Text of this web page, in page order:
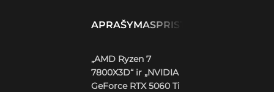
APRAŠYMASPRISTATYMAS IR
„AMD Ryzen 7
7800X3D“ ir „NVIDIA
GeForce RTX 5060 Ti